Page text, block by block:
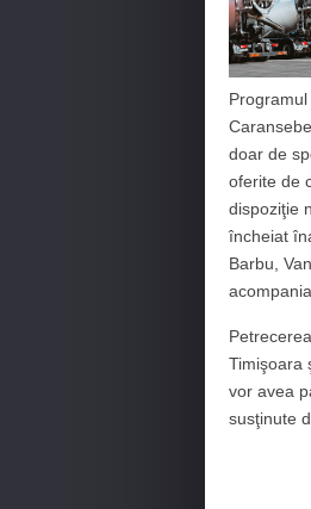
doar de
oferite de
dispoziţie
încheiat
Barbu,
Timişoara
vor avea
susţinute